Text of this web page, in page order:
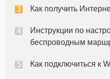
Как получить
Инструкции по
беспроводным
Как подключиться к